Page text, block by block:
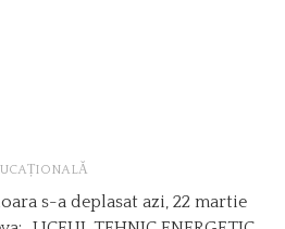
s-a deplasat azi, 22 martie